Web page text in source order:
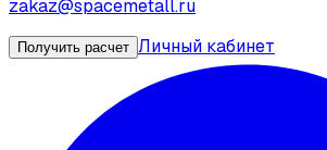
zakaz@spacemetall.ru
Получить расчет Личный кабинет